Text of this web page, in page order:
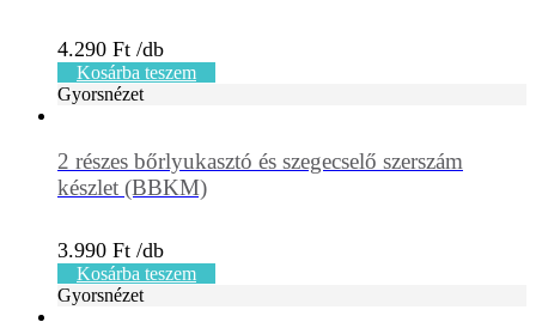
4.290 Ft
Kosárba teszem
Gyorsnézet
2 részes bőrlyukasztó és szegecselő szerszám
készlet (BBKM)
3.990 Ft
Kosárba teszem
Gyorsnézet